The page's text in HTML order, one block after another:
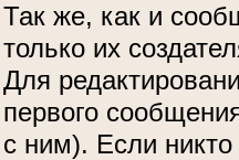
Так же, как и
только их
Для
первого
с ним). Если